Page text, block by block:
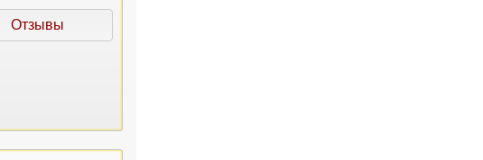
Отзывы